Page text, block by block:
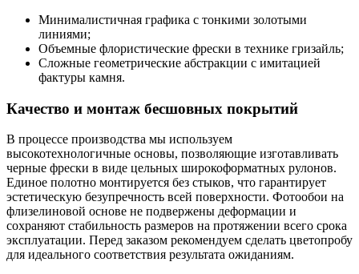
Минималистичная графика с тонкими золотыми
линиями;
Объемные флористические фрески в технике гризайль;
Сложные геометрические абстракции с имитацией
фактуры камня.
Качество и монтаж бесшовных покрытий
В процессе производства мы используем
высокотехнологичные основы, позволяющие изготавливать
черные фрески в виде цельных широкоформатных рулонов.
Единое полотно монтируется без стыков, что гарантирует
эстетическую безупречность всей поверхности. Фотообои на
флизелиновой основе не подвержены деформации и
сохраняют стабильность размеров на протяжении всего срока
эксплуатации. Перед заказом рекомендуем сделать цветопробу
для идеального соответствия результата ожиданиям.